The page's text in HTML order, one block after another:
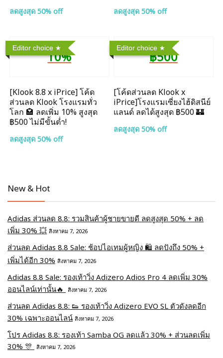
ลดสูงสุด 50% off ลดสูงสุด 50% off
Editor choice
10%
[Klook 8.8 x iPrice] โค้ด
ส่วนลด Klook โรงแรมทั่ว
โลก 🏩 ลดเพิ่ม 10% สูงสุด
฿500 ไม่มีขั้นต่ำ!
ลดสูงสุด 50% off
Editor choice
฿500
[โค้ดส่วนลด Klook x
iPrice]โรงแรมเซี่ยงไฮ้ดิสนีย์
แลนด์ ลดได้สูงสุด ฿500 🏰
ลดสูงสุด 50% off
New & Hot
Adidas ส่วนลด 8.8: รวมสินค้าผู้ชายขายดี ลดสูงสุด 50% + ลด
เพิ่ม 30% 💥 สิงหาคม 7, 2026
ส่วนลด Adidas 8.8 Sale: ช้อปไอเทมผู้หญิง 🛍️ ลดปังถึง 50% +
เพิ่มได้อีก 30% สิงหาคม 7, 2026
Adidas 8.8 Sale: รองเท้าวิ่ง Adizero Adios Pro 4 ลดเพิ่ม 30%
ออนไลน์เท่านั้น🔥
สิงหาคม 7, 2026
ส่วนลด Adidas 8.8: 👟 รองเท้าวิ่ง Adizero EVO SL ตัวดังลดอีก
30% เฉพาะออนไลน์ สิงหาคม 7, 2026
โปร Adidas 8.8: รองเท้า Samba OG ลดแล้ว 30% + ส่วนลดเพิ่ม
30% 🎊 สิงหาคม 7, 2026